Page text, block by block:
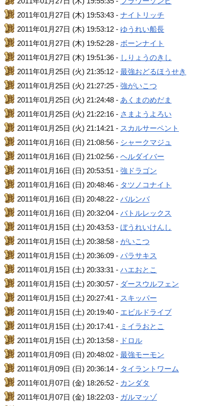
2011年01月27日 (木) 19:53:43 -ナイトリッチ
2011年01月27日 (木) 19:53:12 - ゆうれい船長
2011年01月27日 (木) 19:52:28 - ボーンナイト
2011年01月27日 (木) 19:51:36 - しりょうのきし
2011年01月25日 (火) 21:35:12 -最強おどるほうせき
2011年01月25日 (火) 21:27:25 -強がいこつ
2011年01月25日 (火) 21:24:48 - あくまのめだま
2011年01月25日 (火) 21:22:16 - さまようよろい
2011年01月25日 (火) 21:14:21 - スカルサーペント
2011年01月16日 (日) 21:08:56 - シャークマジュ
2011年01月16日 (日) 21:02:56 -ヘルダイバー
2011年01月16日 (日) 20:53:51 -強ドラゴン
2011年01月16日 (日) 20:48:46 - タツノコナイト
2011年01月16日 (日) 20:48:22 -バルンバ
2011年01月16日 (日) 20:32:04 -バトルレックス
2011年01月15日 (土) 20:43:53 -ぼうれいけんし
2011年01月15日 (土) 20:38:58 - がいこつ
2011年01月15日 (土) 20:36:09 -パラサキス
2011年01月15日 (土) 20:33:31 -ハエおとこ
2011年01月15日 (土) 20:30:57 - ダースウルフェン
2011年01月15日 (土) 20:27:41 - スキッパー
2011年01月15日 (土) 20:19:40 - エビルドライブ
2011年01月15日 (土) 20:17:41 - ミイラおとこ
2011年01月15日 (土) 20:13:58 - ドロル
2011年01月09日 (日) 20:48:02 -最強モーモン
2011年01月09日 (日) 20:36:14 - タイラントワーム
2011年01月07日 (金) 18:26:52 - カンダタ
2011年01月07日 (金) 18:22:03 - ガルマッゾ